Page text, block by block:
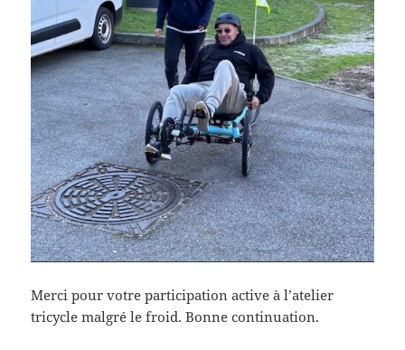
Merci pour votre participation active à l’atelier
tricycle malgré le froid. Bonne continuation.